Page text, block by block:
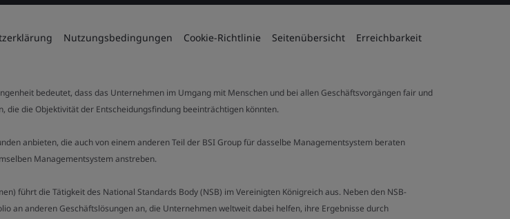
Nutzungsbedingungen Cookie-Richtlinie Seitenübersicht Erreichbarkeit
bedeutet, dass das Unternehmen im Umgang mit Menschen und bei allen Geschäftsvorgängen fair und
die die Objektivität der Entscheidungsfindung beeinträchtigen könnten.
anbieten, die auch von einem anderen Teil der BSI Group für dasselbe Managementsystem beraten
Managementsystem anstreben.
führt die Tätigkeit des National Standards Body (NSB) im Vereinigten Königreich aus. Neben den NSB-
an anderen Geschäftslösungen an, die Unternehmen weltweit dabei helfen, ihre Ergebnisse durch